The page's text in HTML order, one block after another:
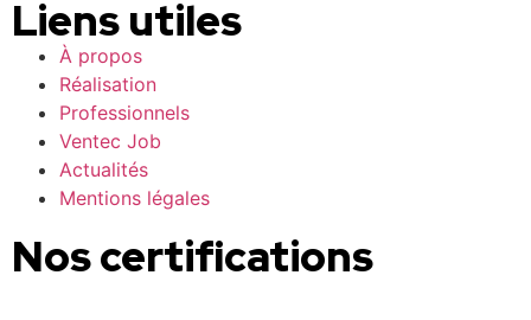
Liens utiles
À propos
Réalisation
Professionnels
Ventec Job
Actualités
Mentions légales
Nos certifications